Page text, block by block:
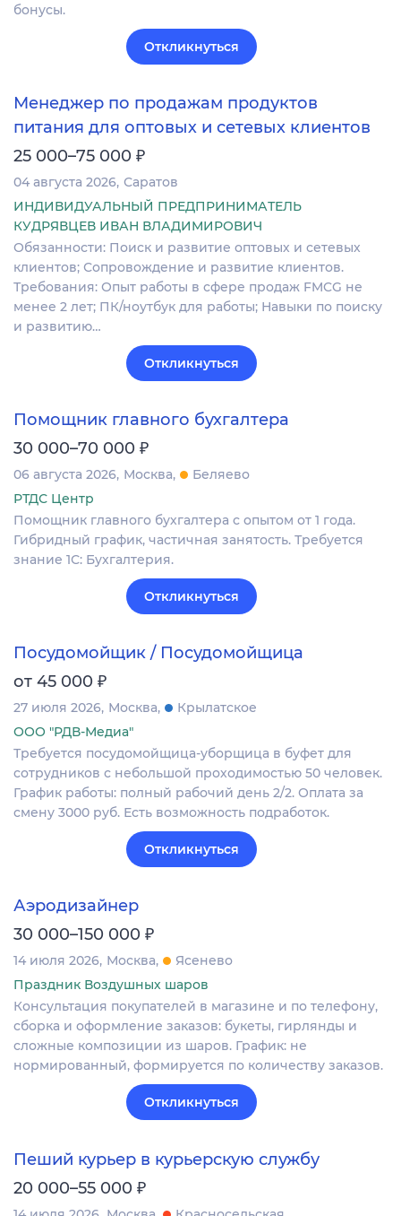
бонусы.
Откликнуться
Менеджер по продажам продуктов
питания для оптовых и сетевых клиентов
25 000–75 000 ₽
04 августа 2026 Саратов
ИНДИВИДУАЛЬНЫЙ ПРЕДПРИНИМАТЕЛЬ
КУДРЯВЦЕВ ИВАН ВЛАДИМИРОВИЧ
Обязанности: Поиск и развитие оптовых и сетевых
клиентов; Сопровождение и развитие клиентов.
Требования: Опыт работы в сфере продаж FMCG не
менее 2 лет; ПК/ноутбук для работы; Навыки по поиску
и развитию…
Откликнуться
Помощник главного бухгалтера
30 000–70 000 ₽
06 августа 2026 Москва
Беляево
РТДС Центр
Помощник главного бухгалтера с опытом от 1 года.
Гибридный график, частичная занятость. Требуется
знание 1С: Бухгалтерия.
Откликнуться
Посудомойщик / Посудомойщица
от 45 000 ₽
27 июля 2026 Москва
Крылатское
ООО "РДВ-Медиа"
Требуется посудомойщица-уборщица в буфет для
сотрудников с небольшой проходимостью 50 человек.
График работы: полный рабочий день 2/2. Оплата за
смену 3000 руб. Есть возможность подработок.
Откликнуться
Аэродизайнер
30 000–150 000 ₽
14 июля 2026 Москва
Ясенево
Праздник Воздушных шаров
Консультация покупателей в магазине и по телефону,
сборка и оформление заказов: букеты, гирлянды и
сложные композиции из шаров. График: не
нормированный, формируется по количеству заказов.
Откликнуться
Пеший курьер в курьерскую службу
20 000–55 000 ₽